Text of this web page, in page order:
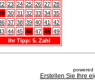
23 24 25 26 27 28
30 31 32 33 34 35
37 38 39 40 41
42
44 45 46 47 48 49
Ihr Tipp: 5. Zahl
powered
Erstellen Sie Ihre